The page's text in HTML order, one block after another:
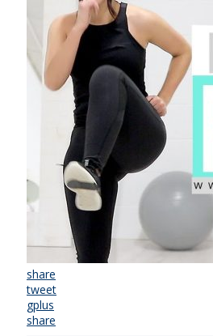
share
tweet
gplus
share